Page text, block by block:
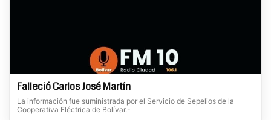
Falleció Carlos José Martín
La información fue suministrada por el Servicio de Sepelios de la
Cooperativa Eléctrica de Bolívar.-